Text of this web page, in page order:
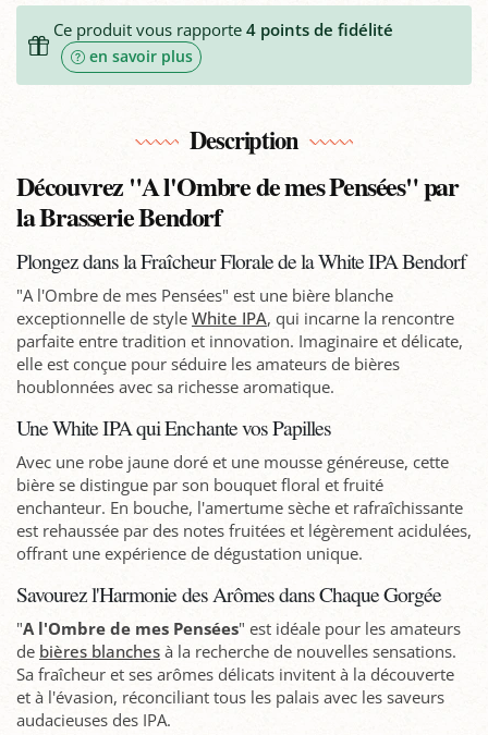
Ce produit vous rapporte 4points de fidélité
en savoir plus
Description
Découvrez "A l'Ombre de mes Pensées" par
la Brasserie Bendorf
Plongez dans la Fraîcheur Florale de la White IPA Bendorf
"A l'Ombre de mes Pensées" est une bière blanche
exceptionnelle de style White IPA, qui incarne la rencontre
parfaite entre tradition et innovation. Imaginaire et délicate,
elle est conçue pour séduire les amateurs de bières
houblonnées avec sa richesse aromatique.
Une White IPA qui Enchante vos Papilles
Avec une robe jaune doré et une mousse généreuse, cette
bière se distingue par son bouquet floral et fruité
enchanteur. En bouche, l'amertume sèche et rafraîchissante
est rehaussée par des notes fruitées et légèrement acidulées,
offrant une expérience de dégustation unique.
Savourez l'Harmonie des Arômes dans Chaque Gorgée
"A l'Ombre de mes Pensées" est idéale pour les amateurs
de bières blanches à la recherche de nouvelles sensations.
Sa fraîcheur et ses arômes délicats invitent à la découverte
et à l'évasion, réconciliant tous les palais avec les saveurs
audacieuses des IPA.